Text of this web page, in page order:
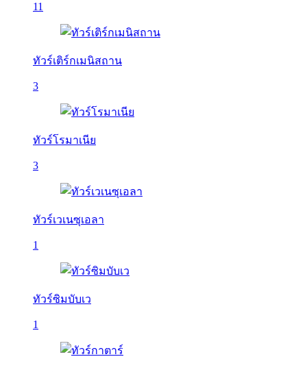
11
ทัวร์เติร์กเมนิสถาน
3
ทัวร์โรมาเนีย
3
ทัวร์เวเนซุเอลา
1
ทัวร์ซิมบับเว
1